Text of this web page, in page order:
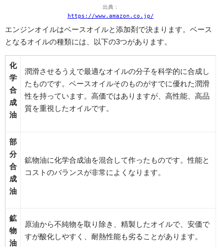
出典：
https://www.amazon.co.jp/
エンジンオイルはベースオイルと添加剤で決まります。ベース
となるオイルの種類には、以下の3つがあります。
化
学
合
成
油
潤滑させるうえで最適なオイルの分子を科学的に合成し
たものです。ベースオイルそのものがすでに優れた潤滑
性を持っています。高価ではありますが、高性能、高品
質を重視したオイルです。
部
分
合
成
油
鉱物油に化学合成油を混合して作ったものです。性能と
コストのバランスが非常によくなります。
鉱
物
油
原油から不純物を取り除き、精製したオイルで、安価で
すが酸化しやすく、耐熱性能も劣ることがあります。